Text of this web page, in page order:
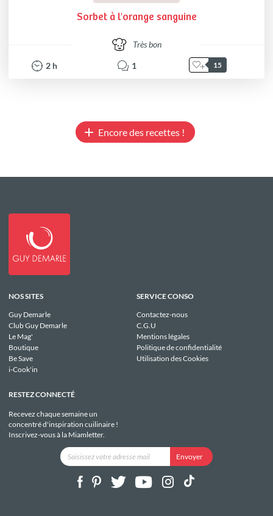
Sorbet à l'orange sanguine
Très bon
2 h 1 15
Encore des recettes !
NOS SITES
Guy Demarle
Club Guy Demarle
Le Mag'
Boutique
Be Save
i-Cook'in
SERVICE CONSO
Contactez-nous
C.G.U
Mentions légales
Politique de confidentialité
Utilisation des Cookies
RESTEZ CONNECTÉ
Recevez chaque semaine un
concentré d'inspiration cuilinaire !
Inscrivez-vous à la Miamletter.